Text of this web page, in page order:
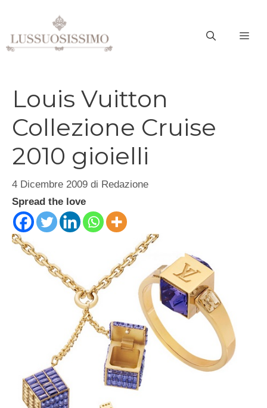
contenuto
Louis Vuitton
Collezione Cruise
2010 gioielli
4 Dicembre 2009 di Redazione
Spread the love